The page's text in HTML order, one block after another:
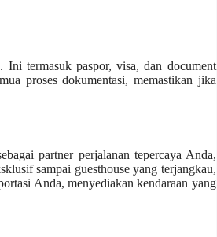
termasuk paspor, visa, dan document
proses dokumentasi, memastikan jika
partner perjalanan tepercaya Anda,
sampai guesthouse yang terjangkau,
Anda, menyediakan kendaraan yang